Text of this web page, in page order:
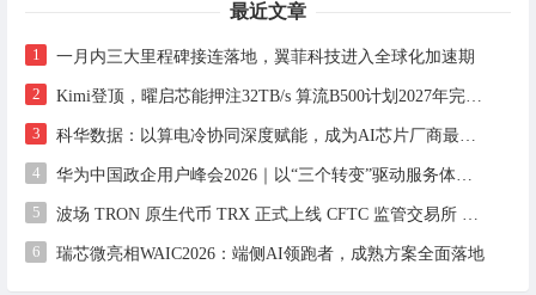
最近文章
1 一月内三大里程碑接连落地，翼菲科技进入全球化加速期
2 Kimi登顶，曜启芯能押注32TB/s 算流B500计划2027年完成设计，2028年启动流片
3 科华数据：以算电冷协同深度赋能，成为AI芯片厂商最值得信赖的算力基础设施合作伙伴
4 华为中国政企用户峰会2026｜以“三个转变”驱动服务体系全面升级
5 波场 TRON 原生代币 TRX 正式上线 CFTC 监管交易所 Bitnomial，开启合规期货交易新篇章
6 瑞芯微亮相WAIC2026：端侧AI领跑者，成熟方案全面落地